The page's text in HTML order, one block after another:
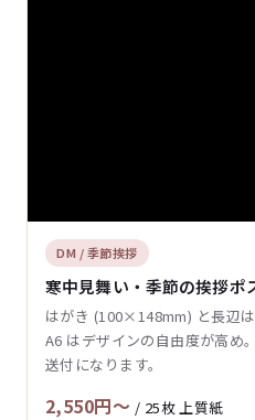
DM / 季節挨拶
寒中見舞い・季節の挨拶ポ
はがき (100×148mm) と長辺
A6 はデザインの自由度が高め
送付になります。
2,550円〜 / 25枚 上質紙